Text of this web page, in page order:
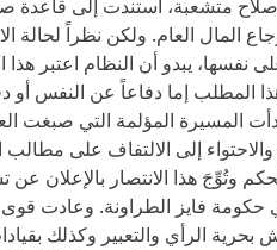
إصلاح متشعبة، استندت إلى
المال العام. ولكن نظراً لحالة
على نفسها، يبدو أن النظام اعتبر
المطلب إما دفاعاً عن النفس أو
المسيرة المؤلمة التي صبغت
إلى الالتفاف على
هذا الانتصار بالإعلان عن
فايز الطراونة. وعادت قوى
الرأي والتعبير وكذلك